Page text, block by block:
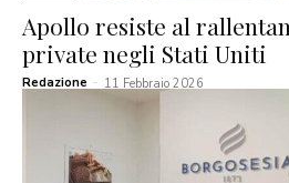
Apollo resiste al
private negli Stati Uniti
Redazione - 11 Febbraio 2026